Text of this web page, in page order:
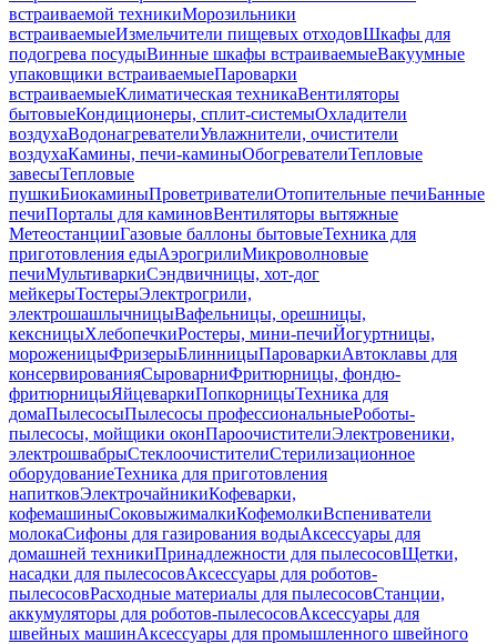
встраиваемой техникиМорозильники
встраиваемыеИзмельчители пищевых отходовШкафы для
подогрева посудыВинные шкафы встраиваемыеВакуумные
упаковщики встраиваемыеПароварки
встраиваемыеКлиматическая техникаВентиляторы
бытовыеКондиционеры, сплит-системыОхладители
воздухаВодонагревателиУвлажнители, очистители
воздухаКамины, печи-каминыОбогревателиТепловые
завесыТепловые
пушкиБиокаминыПроветривателиОтопительные печиБанные
печиПорталы для каминовВентиляторы вытяжные
МетеостанцииГазовые баллоны бытовыеТехника для
приготовления едыАэрогрилиМикроволновые
печиМультиваркиСэндвичницы, хот-дог
мейкерыТостерыЭлектрогрили,
электрошашлычницыВафельницы, орешницы,
кексницыХлебопечкиРостеры, мини-печиЙогуртницы,
мороженицыФризерыБлинницыПароваркиАвтоклавы для
консервированияСыроварниФритюрницы, фондю-
фритюрницыЯйцеваркиПопкорницыТехника для
домаПылесосыПылесосы профессиональныеРоботы-
пылесосы, мойщики оконПароочистителиЭлектровеники,
электрошвабрыСтеклоочистителиСтерилизационное
оборудованиеТехника для приготовления
напитковЭлектрочайникиКофеварки,
кофемашиныСоковыжималкиКофемолкиВспениватели
молокаСифоны для газирования водыАксессуары для
домашней техникиПринадлежности для пылесосовЩетки,
насадки для пылесосовАксессуары для роботов-
пылесосовРасходные материалы для пылесосовСтанции,
аккумуляторы для роботов-пылесосовАксессуары для
швейных машинАксессуары для промышленного швейного